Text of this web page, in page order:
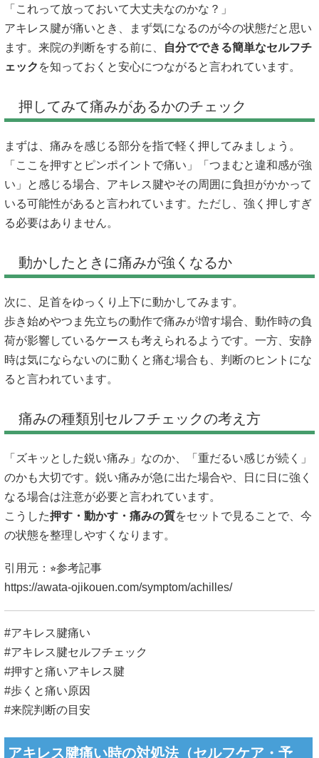
「これって放っておいて大丈夫なのかな？」
アキレス腱が痛いとき、まず気になるのが今の状態だと思い
ます。来院の判断をする前に、
自分でできる簡単なセルフチ
ェック を知っておくと安心につながると言われています。
押してみて痛みがあるかのチェック
まずは、痛みを感じる部分を指で軽く押してみましょう。
「ここを押すとピンポイントで痛い」「つまむと違和感が強
い」と感じる場合、アキレス腱やその周囲に負担がかかって
いる可能性があると言われています。ただし、強く押しすぎ
る必要はありません。
動かしたときに痛みが強くなるか
次に、足首をゆっくり上下に動かしてみます。
歩き始めやつま先立ちの動作で痛みが増す場合、動作時の負
荷が影響しているケースも考えられるようです。一方、安静
時は気にならないのに動くと痛む場合も、判断のヒントにな
ると言われています。
痛みの種類別セルフチェックの考え方
「ズキッとした鋭い痛み」なのか、「重だるい感じが続く」
のかも大切です。鋭い痛みが急に出た場合や、日に日に強く
なる場合は注意が必要と言われています。
こうした押す・動かす・痛みの質をセットで見ることで、今
の状態を整理しやすくなります。
引用元：⭐︎参考記事
https://awata-ojikouen.com/symptom/achilles/
#アキレス腱痛い
#アキレス腱セルフチェック
#押すと痛いアキレス腱
#歩くと痛い原因
#来院判断の目安
アキレス腱痛い時の対処法（セルフケア・予